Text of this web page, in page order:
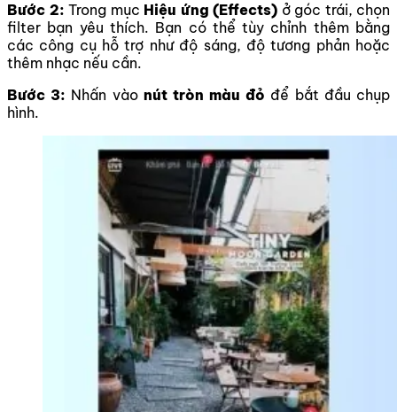
Bước 2: Trong mục Hiệu ứng (Effects) ở góc trái, chọn
filter bạn yêu thích. Bạn có thể tùy chỉnh thêm bằng
các công cụ hỗ trợ như độ sáng, độ tương phản hoặc
thêm nhạc nếu cần.
Bước 3: Nhấn vào nút tròn màu đỏ để bắt đầu chụp
hình.